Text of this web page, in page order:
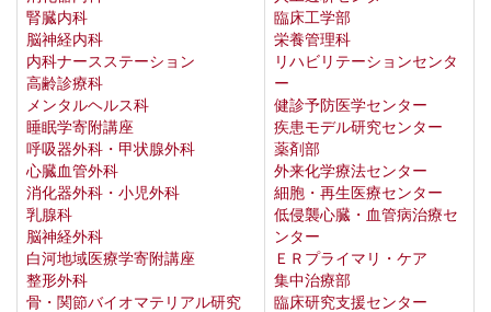
腎臓内科
脳神経内科
内科ナースステーション
高齢診療科
メンタルヘルス科
睡眠学寄附講座
呼吸器外科・甲状腺外科
心臓血管外科
消化器外科・小児外科
乳腺科
脳神経外科
白河地域医療学寄附講座
整形外科
骨・関節バイオマテリアル研究
臨床工学部
栄養管理科
リハビリテーションセンタ
ー
健診予防医学センター
疾患モデル研究センター
薬剤部
外来化学療法センター
細胞・再生医療センター
低侵襲心臓・血管病治療セ
ンター
ＥＲプライマリ・ケア
集中治療部
臨床研究支援センター